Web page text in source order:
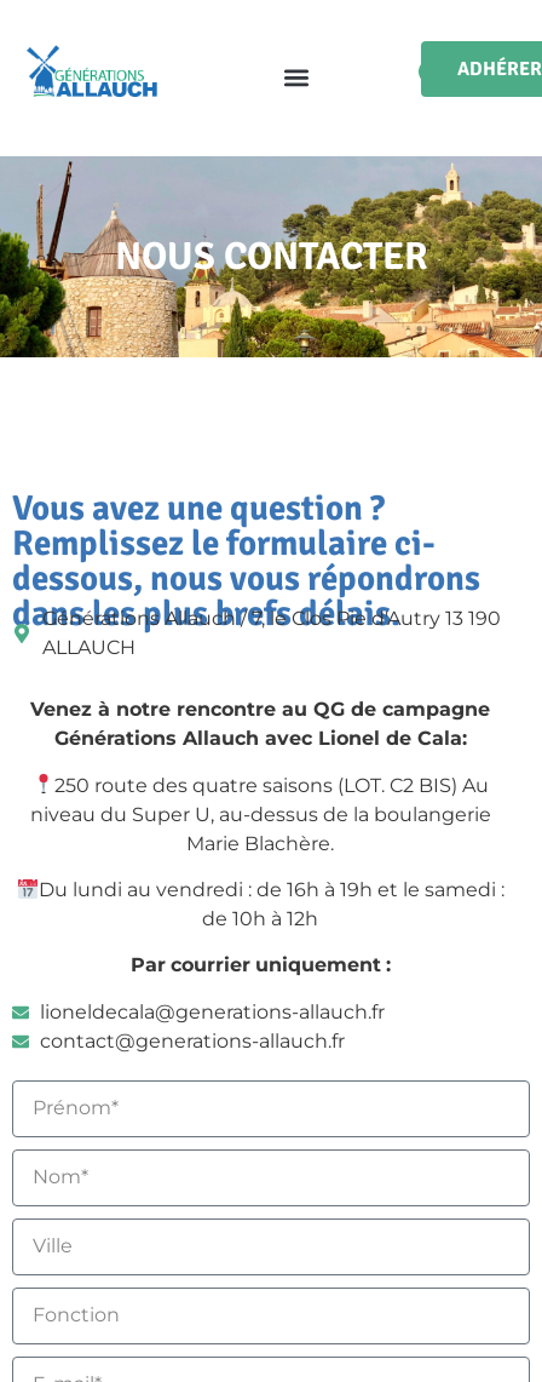
ADHÉRER
NOUS CONTACTER
Vous avez une question ?
Remplissez le formulaire ci-
dessous, nous vous répondrons
dans les plus brefs délais.
Générations Allauch / 7, le Clos Pie d'Autry 13 190
ALLAUCH
Venez à notre rencontre au QG de campagne
Générations Allauch avec Lionel de Cala:
250 route des quatre saisons (LOT. C2 BIS) Au
niveau du Super U, au-dessus de la boulangerie
Marie Blachère.
Du lundi au vendredi : de 16h à 19h et le samedi :
de 10h à 12h
Par courrier uniquement :
lioneldecala@generations-allauch.fr
contact@generations-allauch.fr